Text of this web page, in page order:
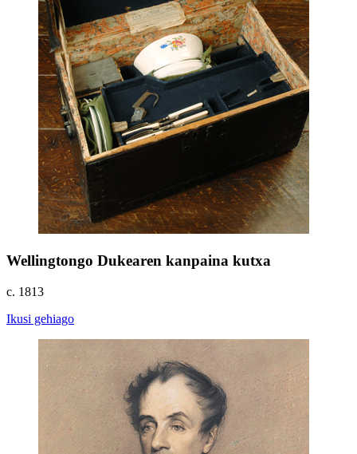
Wellingtongo Dukearen kanpaina kutxa
c. 1813
Ikusi gehiago